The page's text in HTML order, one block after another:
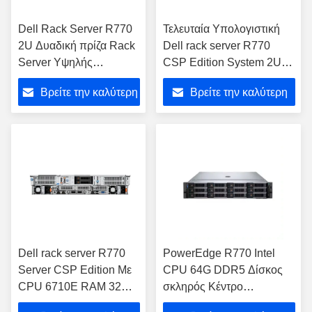
Dell Rack Server R770
2U Δυαδική πρίζα Rack
Server Υψηλής
απόδοσης Υπολογιστική
Βέλτιστη αποδοτικότητα
ενέργειας
Βρείτε την καλύτερη
Τελευταία Υπολογιστική
Dell rack server R770
CSP Edition System 2U
Κόστος
Αποτελεσματικότητα Δύο
Socket Server
Βρείτε την καλύτερη
Dell rack server R770
Server CSP Edition Με
CPU 6710E RAM 32G
σκληρός δίσκος 1.92T
PowerEdge R770 Intel
CPU 64G DDR5 Δίσκος
σκληρός Κέντρο
δεδομένων Δίκτυο PC